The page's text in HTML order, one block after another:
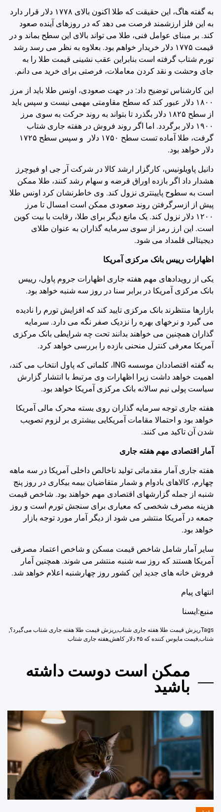
به گفته هاگ، این حقیقت که طلا اکنون بالای ۱۷۷۸ دلار قرار دارد
به این فلز ارزشمند فرصت می دهد که در روزهای آینده صعود
کند. بر مبنای عوامل فنی، طلا می تواند بالای این سطح بماند و در
قیمت ۱۷۷۵ دلار خریدار خواهم بود. بعلاوه به نظر می رسد رشد
تورم شتاب گرفته است بنابراین عقب نشینی قیمت طلا را به
جای وحشت و نقد کردن معاملات، فرصتی برای خرید می دانم.
این کارشناس توضیح داد: در جهت صعودی، اونس طلا باید از مرز
۱۸۰۰ دلار عبور کند که سطح مقاومتی مهمی نیست و سپس باید
از سطح ۱۸۲۵ دلار بگذرد تا بتواند به روند حرکت به سوی مرز
۱۹۰۰ دلار برگردد. اما اگر روند فروش در هفته جاری شتاب
گرفت، طلا آماده تست سطح ۱۷۵۰ دلار و سپس سطح ۱۷۲۵
دلار خواهد بود.
دانیل پاویلونیس، کارگزار ارشد کالا در شرکت آر جی او فیوچرز
هشدار داد اگر بازده اوراق قرضه و سهام رشد کنند، طلا ممکن
است به سطوح پایینتری نزول کند. وی خاطرنشان کرد اونس طلا
پیش از ازسرگرفتن روند صعودی ممکن است امسال تا مرز
۱۲۰۰ دلار نزول کند. یک مانع دیگر برای طلا، رقابت با بیت کوین
است. این ارز رمز از سوی سرمایه گذاران به عنوان طلای
دیجیتالی قلمداد می شود.
اظهارات رییس بانک مرکزی آمریکا
یکی از رویدادهای مهم هفته جاری اظهارات جروم پاول، رییس
بانک مرکزی آمریکا در برابر سنا در روز سه شنبه خواهد بود.
بازارها منتظرند بانک مرکزی تایید کند که افزایش تورم را نادیده
می گیرد و نرخهای بهره را نزدیک صفر نگه می دارد. سرمایه
گذاران همچنین می خواهند بدانند تحت چه شرایطی بانک مرکزی
آمریکا معرفی کنترل منحنی بازده را بررسی خواهد کرد.
به گفته اقتصاددان موسسه ING، کلماتی که پاول انتخاب می کند،
اهمیت خواهد داشت زیرا اظهارات وی مرتبط با انتشار گزارش
سیاست پولی نیم سالانه بانک مرکزی آمریکا خواهد بود.
هفته جاری توجه سرمایه گذاران روی بسته محرک مالی آمریکا
خواهد بود و احتمالا مقامات آمریکایی بیشتری بر لزوم تصویب
شدن آن تاکید می کنند.
آمار اقتصادی مهم هفته جاری
هفته جاری آمار مقدماتی تولید ناخالص داخلی آمریکا در سه ماهه
چهارم، کالاهای بادوام و شمار متقاضیان بیمه بیکاری در روز پنج
شنبه از جمله گزارشهای اقتصادی مهم خواهند بود. شاخص قیمت
هزینه مصرف شخصی که معیاری برای سنجش تورم است و روز
جمعه در آمریکا منتشر می شود از دیگر آمار مورد توجه بازار
خواهد بود.
سایر آمار شامل شاخص قیمت مسکن و شاخص اعتماد مصرفی
آمریکا هستند که روز سه شنبه منتشر می شوند. همچنین آمار
فروش خانه های جدید این کشور روز چهارشنبه اعلام خواهد شد.
انتهای پیام
منبع:ایسنا
Tagsریزش قیمت طلا هفته جاری شتاب ریزش قیمت طلا هفته جاری شتاب می‌گیرد؟
شتاب قیمت مایوس کننده که ۴۵ دلار کاهش هفته جاری شتاب
ممکن است دوست داشته
باشید